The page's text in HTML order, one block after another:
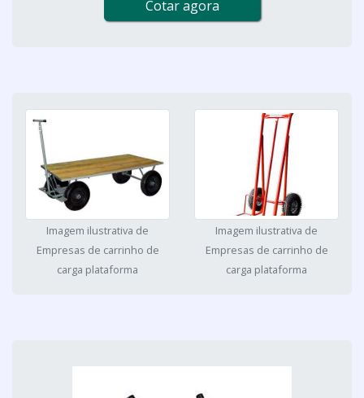
Cotar agora
Imagem ilustrativa de
Empresas de carrinho de
carga plataforma
Imagem ilustrativa de
Empresas de carrinho de
carga plataforma